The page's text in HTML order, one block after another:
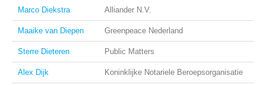
Marco Diekstra Alliander N.V.
Maaike van Diepen Greenpeace Nederland
Sterre Dieteren Public Matters
Alex Dijk Koninklijke Notariele Beroepsorganisatie